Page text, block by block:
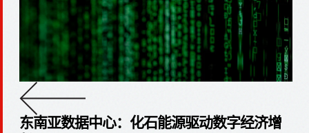
东南亚数据中心：化石能源驱动数字经济增